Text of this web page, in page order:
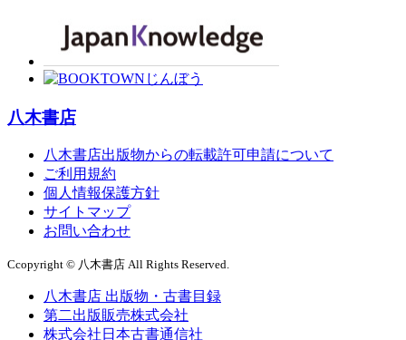
八木書店
八木書店出版物からの転載許可申請について
ご利用規約
個人情報保護方針
サイトマップ
お問い合わせ
Ccopyright © 八木書店 All Rights Reserved.
八木書店 出版物・古書目録
第二出版販売株式会社
株式会社日本古書通信社